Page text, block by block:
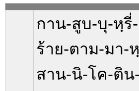
กาน-สูบ-บุ-หฺรี่
ร้าย-ตาม-มา-
สาน-นิ-โค-ติน